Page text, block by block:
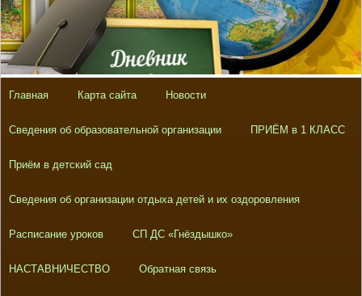
Главная Карта сайта Новости
Сведения об образовательной организации ПРИЁМ в 1 КЛАСС
Приём в детский сад
Сведения об организации отдыха детей и их оздоровления
Расписание уроков СП ДС «Гнёздышко»
НАСТАВНИЧЕСТВО Обратная связь